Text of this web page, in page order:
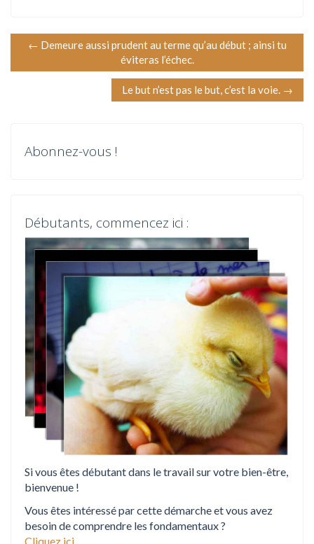
N
a
← Demeure aussi prudent au terme qu’au début ; ainsi tu
éviteras l’échec.
Le but n’est pas le but, c’est la voie. →
Abonnez-vous !
Débutants, commencez ici :
Si vous êtes débutant dans le travail sur votre bien-être,
bienvenue !
Vous êtes intéressé par cette démarche et vous avez
besoin de comprendre les fondamentaux ?
Cliquez ici